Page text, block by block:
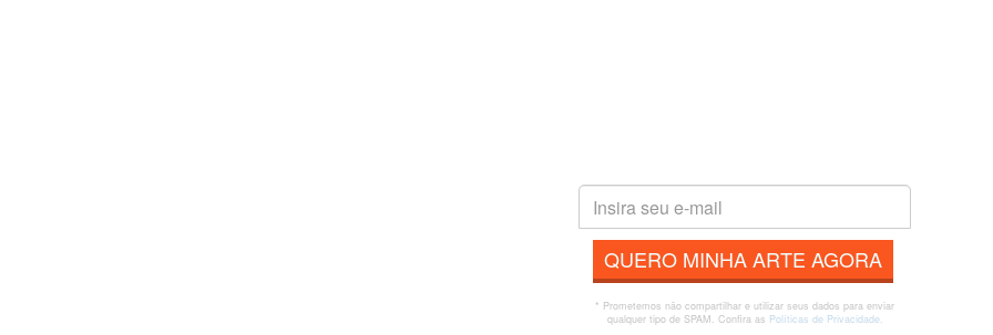
QUERO MINHA ARTE AGORA
* Prometemos não compartilhar e utilizar seus dados para enviar
qualquer tipo de SPAM. Confira as Políticas de Privacidade.